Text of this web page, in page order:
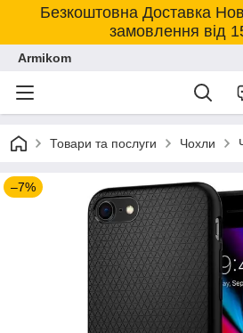
Безкоштовна Доставка
замовлення від
Armikom
Товари та послуги Чохли
–7%